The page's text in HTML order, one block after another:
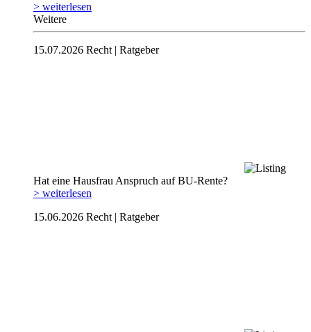
> weiterlesen
Weitere
15.07.2026 Recht | Ratgeber
Hat eine Hausfrau Anspruch auf BU-Rente?
> weiterlesen
15.06.2026 Recht | Ratgeber